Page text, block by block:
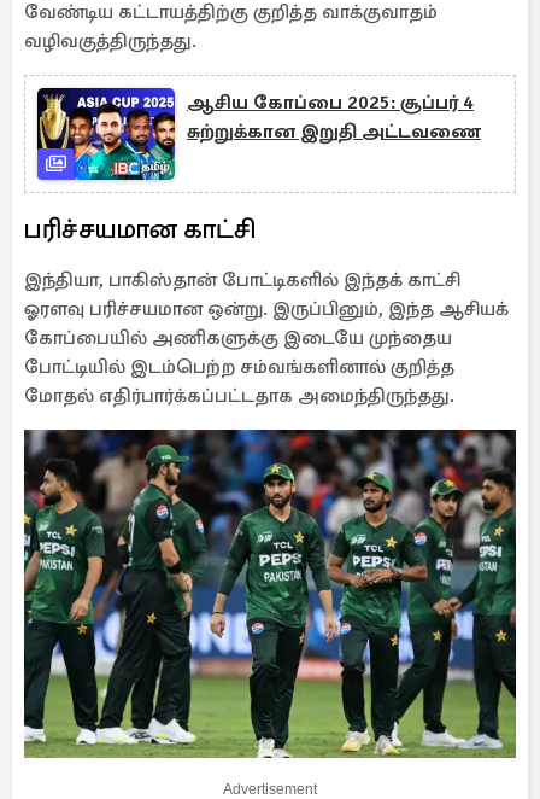
வேண்டிய கட்டாயத்திற்கு குறித்த வாக்குவாதம்
வழிவகுத்திருந்தது.
ஆசிய கோப்பை 2025: சூப்பர் 4
சுற்றுக்கான இறுதி அட்டவணை
பரிச்சயமான காட்சி
இந்தியா, பாகிஸ்தான் போட்டிகளில் இந்தக் காட்சி
ஓரளவு பரிச்சயமான ஒன்று. இருப்பினும், இந்த ஆசியக்
கோப்பையில் அணிகளுக்கு இடையே முந்தைய
போட்டியில் இடம்பெற்ற சம்வங்களினால் குறித்த
மோதல் எதிர்பார்க்கப்பட்டதாக அமைந்திருந்தது.
Advertisement